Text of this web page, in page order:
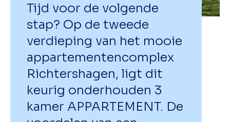
Tijd voor de volgende
stap? Op de tweede
verdieping van het mooie
appartementencomplex
Richtershagen, ligt dit
keurig onderhouden 3
kamer APPARTEMENT. De